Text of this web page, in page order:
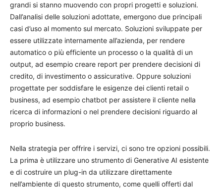
grandi si stanno muovendo con propri progetti e soluzioni.
Dall’analisi delle soluzioni adottate, emergono due principali
casi d’uso al momento sul mercato. Soluzioni sviluppate per
essere utilizzate internamente all’azienda, per rendere
automatico o più efficiente un processo o la qualità di un
output, ad esempio creare report per prendere decisioni di
credito, di investimento o assicurative. Oppure soluzioni
progettate per soddisfare le esigenze dei clienti retail o
business, ad esempio chatbot per assistere il cliente nella
ricerca di informazioni o nel prendere decisioni riguardo al
proprio business.
Nella strategia per offrire i servizi, ci sono tre opzioni possibili.
La prima è utilizzare uno strumento di Generative AI esistente
e di costruire un plug-in da utilizzare direttamente
nell’ambiente di questo strumento, come quelli offerti dal